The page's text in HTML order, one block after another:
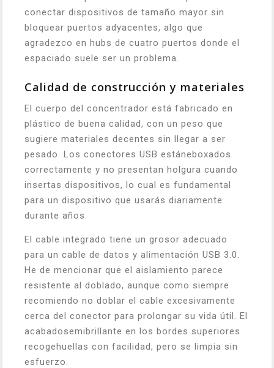
conectar dispositivos de tamaño mayor sin
bloquear puertos adyacentes, algo que
agradezco en hubs de cuatro puertos donde el
espaciado suele ser un problema.
Calidad de construcción y materiales
El cuerpo del concentrador está fabricado en
plástico de buena calidad, con un peso que
sugiere materiales decentes sin llegar a ser
pesado. Los conectores USB estáneboxados
correctamente y no presentan holgura cuando
insertas dispositivos, lo cual es fundamental
para un dispositivo que usarás diariamente
durante años.
El cable integrado tiene un grosor adecuado
para un cable de datos y alimentación USB 3.0.
He de mencionar que el aislamiento parece
resistente al doblado, aunque como siempre
recomiendo no doblar el cable excesivamente
cerca del conector para prolongar su vida útil. El
acabadosemibrillante en los bordes superiores
recogehuellas con facilidad, pero se limpia sin
esfuerzo.